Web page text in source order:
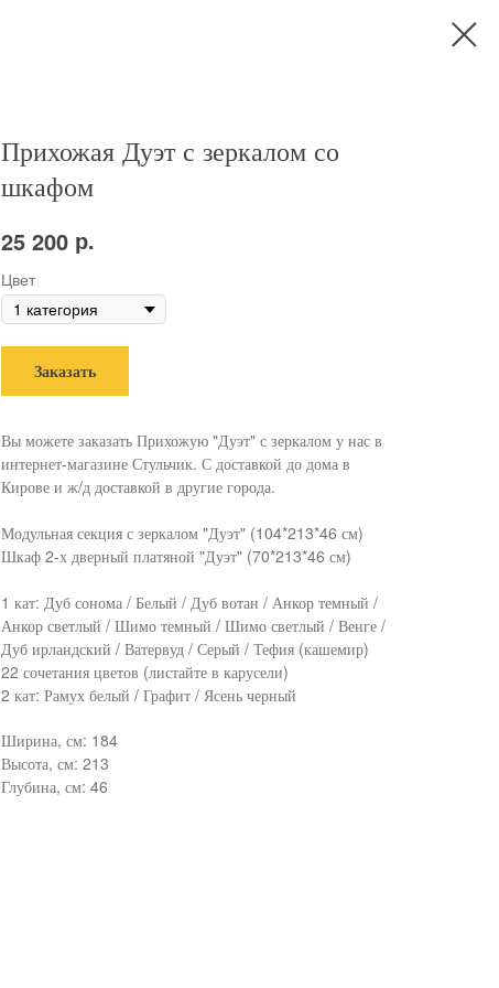
Прихожая Дуэт с зеркалом со
шкафом
25 200 р.
Цвет
Заказать
Вы можете заказать Прихожую "Дуэт" с зеркалом у нас в
интернет-магазине Стульчик. С доставкой до дома в
Кирове и ж/д доставкой в другие города.
Модульная секция с зеркалом "Дуэт" (104*213*46 см)
Шкаф 2-х дверный платяной "Дуэт" (70*213*46 см)
1 кат: Дуб сонома / Белый / Дуб вотан / Анкор темный /
Анкор светлый / Шимо темный / Шимо светлый / Венге /
Дуб ирландский / Ватервуд / Серый / Тефия (кашемир)
22 сочетания цветов (листайте в карусели)
2 кат: Рамух белый / Графит / Ясень черный
Ширина, см: 184
Высота, см: 213
Глубина, см: 46